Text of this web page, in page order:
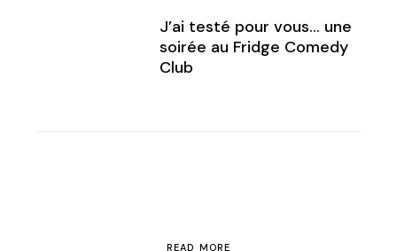
J’ai testé pour vous… une
soirée au Fridge Comedy
Club
READ MORE